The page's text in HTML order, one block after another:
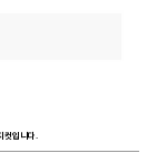
입니다.